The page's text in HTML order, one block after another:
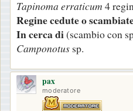
Tapinoma erraticum 4
Regine cedute o
In cerca di(scambio con
Camponotus sp.
pax
moderatore